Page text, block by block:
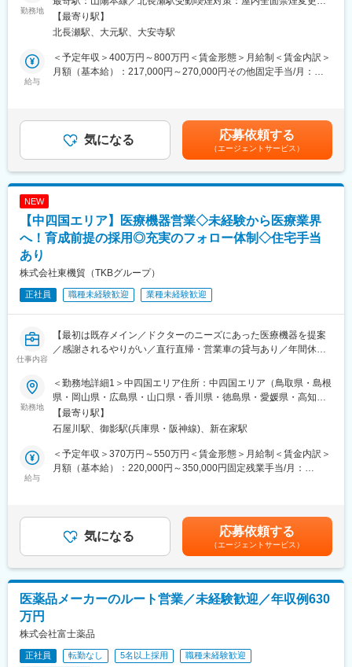
・顧客の業務効率を高めるシステム提案（BtoB営業）
・システムの操作説明、サポート、新規システムの導入提案
・顧客からの依頼・要望等のヒアリング
担当顧客数は約20～30社程度となります。歯科医院に対して、歯
営業がアフターフォローまで深く関与します。
※業務は、新規営業7割：既存3割の割合です。新規営業が中心の
ため成果を出しやすく、インセンティブ獲得のチャンスが豊富で
（電子カルテ、レセプト、画像管理、患者説明などを統合管理）
・AI・音声対応の歯周病検査システム
■入社後の流れ：
入社後3ヶ月程度は同社の宿泊研修施設「セミナーハウス」にて研
3ヶ月の研修後も先輩社員がしっかりとサポートいたしますので安
心です。
■インセンティブ：
社歴・年齢・学歴・性別、一切関係ありません。
実力と成果で評価する独自の評価制度を導入しています。
内容としては、ランクに応じて月10万円～30万円＋年間100万円
～300万円の追加報酬を設定しています。
医療DX推進を背景に需要が高く、一件あたりの契約単価も高いた
め成果が収入へ直結します。
・中途入社5年目30代／年収1,100万円
・中途入社8年目30代／年収1,500万円
に支援。
・「治療から予防へ」「外来から訪問へ」という業界変革の追い
ています。
勤務地
範囲：会社の定める事業所
【最寄り駅】
北長瀬駅、大元駅、大安寺駅
給与
＜予定年収＞400万円～800万円＜賃金形態＞月給制＜賃金内訳＞
月額（基本給）：217,000円～270,000円その他固定手当/月：
業手当＞有＜給与補足＞※上記年収条件はあくまで目安であり、ス
キルによってはこれ以上に上がる可能性があります。■昇給：1ヶ
月あたり5,000円／月（過去実績）■賞与：年3回、60万円～450万
円（過去実績）賃金はあくまでも目安の金額であり、選考を通じ
て上下する可能性があります。月給(月額)は固定手当を含めた表記
気になる 応募依頼する
（エージェントサービス）
NEW
【中四国エリア】医療機器営業◇未経験から医療業界
へ！育成前提の採用◎充実のフォロー体制◇住宅手当
あり
株式会社東機貿（TKBグループ）
正社員 職種未経験歓迎 業種未経験歓迎
仕事内容
【最初は既存メイン／ドクターのニーズにあった医療機器を提案
／感謝されるやりがい／直行直帰・営業車の貸与あり／年間休日
■職務詳細：
担当エリア病院へ訪問、ドクターや医療従事者がどんな医療機器
を必要としているかヒアリングします。ニーズを把握したら適切
な製品を提案し、導入して頂きます。提案先は最初は既存がメイ
ンで、ゆくゆくは新規開拓もお任せいたします。外科製品の販売
においては手術に立ち会うこともあり、実際の臨床現場での製品
【変更の範囲：会社の定める業務】
■入社後の研修について：
導入研修・OJTを通じて仕事を学びます。入社後2～3カ月間は
ごとで開催されており継続的にフォローをする体制も整っている
他、社風としても社員同士で助け合う風土がありますので業界未
■組織構成：
営業は4部門に分かれていますが、今回は脳神経外科製品（電気メ
ス、圧可変式シャントバルブ等）の担当となります。
勤務地
＜勤務地詳細1＞中四国エリア住所：中四国エリア（鳥取県・島根
県・岡山県・広島県・山口県・香川県・徳島県・愛媛県・高知
県）を担当 ※ご希望や適性に応じて決定いたします。受動喫煙対
策：屋内全面禁煙＜勤務地詳細2＞大阪営業所（兵庫）住所：兵庫
川駅受動喫煙対策：屋内全面禁煙変更の範囲：会社の定める事業
所
【最寄り駅】
石屋川駅、御影駅(兵庫県・阪神線)、新在家駅
給与
＜予定年収＞370万円～550万円＜賃金形態＞月給制＜賃金内訳＞
月額（基本給）：220,000円～350,000円固定残業手当/月：
経験・スキル考慮の上決定します。賃金はあくまでも目安の金額
であり、選考を通じて上下する可能性があります。月給(月額)は固
定手当を含めた表記です。
気になる 応募依頼する
（エージェントサービス）
医薬品メーカーのルート営業／未経験歓迎／年収例630
万円
株式会社富士薬品
正社員 転勤なし 5名以上採用
職種未経験歓迎